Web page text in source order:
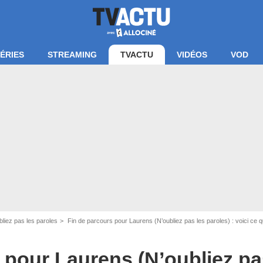
STREAMING TVACTU VIDÉOS VOD
pas les paroles Fin de parcours pour Laurens (N’oubliez pas les paroles) : voici ce
d'écran France 2